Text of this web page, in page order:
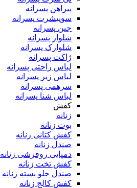
پیراهن پسرانه
سوییشرت پسرانه
جین پسرانه
شلوار پسرانه
شلوارک پسرانه
ژاکت پسرانه
لباس راحتی پسرانه
لباس زیر پسرانه
سرهمی پسرانه
لباس شنا پسرانه
کفش
زنانه
بوت زنانه
کفش کتانی زنانه
صندل زنانه
دمپایی روفرشی زنانه
کفش تخت زنانه
صندل جلو بسته زنانه
کفش کالج زنانه